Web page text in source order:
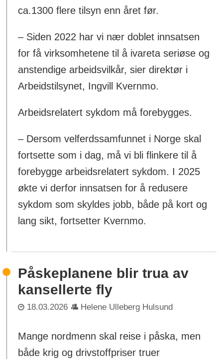
ca.1300 flere tilsyn enn året før.
– Siden 2022 har vi nær doblet innsatsen
for få virksomhetene til å ivareta seriøse og
anstendige arbeidsvilkår, sier direktør i
Arbeidstilsynet, Ingvill Kvernmo.
Arbeidsrelatert sykdom må forebygges.
– Dersom velferdssamfunnet i Norge skal
fortsette som i dag, må vi bli flinkere til å
forebygge arbeidsrelatert sykdom. I 2025
økte vi derfor innsatsen for å redusere
sykdom som skyldes jobb, både på kort og
lang sikt, fortsetter Kvernmo.
Påskeplanene blir trua av
kansellerte fly
18.03.2026 Helene Ulleberg Hulsund
Mange nordmenn skal reise i påska, men
både krig og drivstoffpriser truer